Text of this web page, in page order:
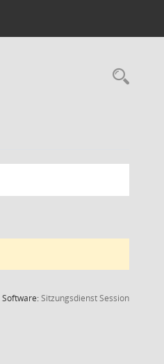
Software:SitzungsdienstSession(Wird in